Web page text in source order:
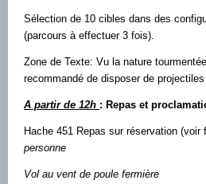
Sélection de 10 cibles dans des
(parcours à effectuer 3 fois).
Zone de Texte: Vu la nature
recommandé de disposer de
A partir de 12h : Repas et
Hache 451 Repas sur réservation (voir
personne
Vol au vent de poule fermière